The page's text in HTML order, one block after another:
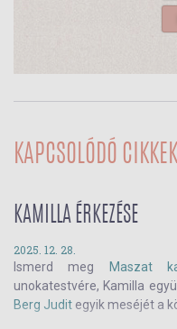
KAPCSOLÓDÓ CIKKEK
KAMILLA ÉRKEZÉSE
2025. 12. 28.
Ismerd meg Maszat
unokatestvére, Kamilla
Berg Judit egyik meséjét a